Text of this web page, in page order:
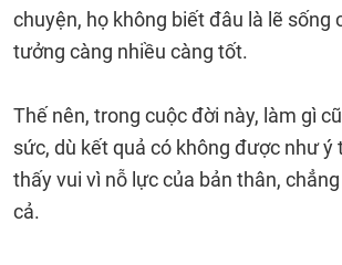
chuyện, họ không biết đâu là lẽ sống
tưởng càng nhiều càng tốt.
Thế nên, trong cuộc đời này, làm gì
sức, dù kết quả có không được như ý
thấy vui vì nỗ lực của bản thân,
cả.